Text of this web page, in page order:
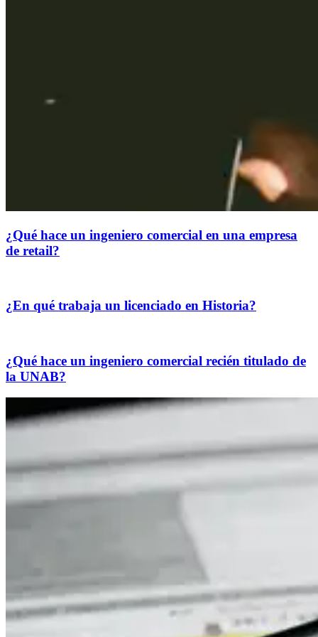
¿Qué hace un ingeniero comercial en una empresa
de retail?
¿En qué trabaja un licenciado en Historia?
¿Qué hace un ingeniero comercial recién titulado de
la UNAB?